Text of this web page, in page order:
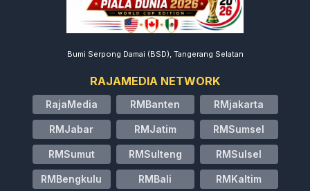
Bumi Serpong Damai (BSD), Tangerang Selatan
RAJAMEDIA NETWORK
RajaMedia RMBanten RMjakarta
RMJabar RMJatim RMSumsel
RMSumut RMSulteng RMSulsel
RMBengkulu RMBali RMKaltim